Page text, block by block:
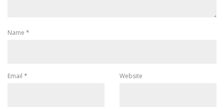
Name *
Email * Website